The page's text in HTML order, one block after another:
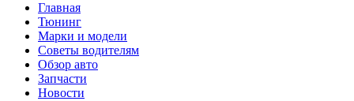
Главная
Тюнинг
Марки и модели
Советы водителям
Обзор авто
Запчасти
Новости